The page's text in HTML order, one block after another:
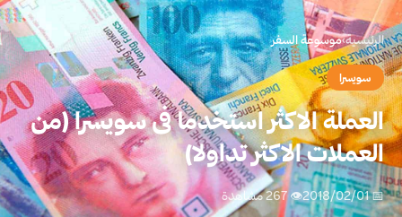
الرئيسية›موسوعة السفر
سويسرا
العملة الاكثر استخدما فى سويسرا (من
العملات الاكثر تداولا)
📅 2018/02/01 👁 267 مشاهدة